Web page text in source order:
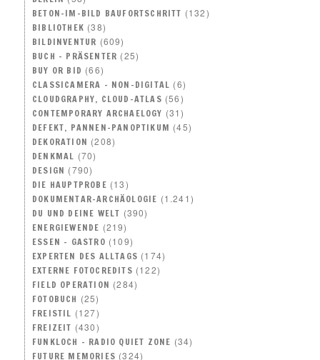
BETON-IM-BILD BAUFORTSCHRITT (132)
BIBLIOTHEK (38)
BILDINVENTUR (609)
BUCH – PRÄSENTER (25)
BUY OR BID (66)
CLASSICAMERA – NON-DIGITAL (6)
CLOUDGRAPHY, CLOUD-ATLAS (56)
CONTEMPORARY ARCHAELOGY (31)
DEFEKT, PANNEN-PANOPTIKUM (45)
DEKORATION (208)
DENKMAL (70)
DESIGN (790)
DIE HAUPTPROBE (13)
DOKUMENTAR-ARCHÄOLOGIE (1.241)
DU UND DEINE WELT (390)
ENERGIEWENDE (219)
ESSEN – GASTRO (109)
EXPERTEN DES ALLTAGS (174)
EXTERNE FOTOCREDITS (122)
FIELD OPERATION (284)
FOTOBUCH (25)
FREISTIL (127)
FREIZEIT (430)
FUNKLOCH – RADIO QUIET ZONE (34)
FUTURE MEMORIES (324)